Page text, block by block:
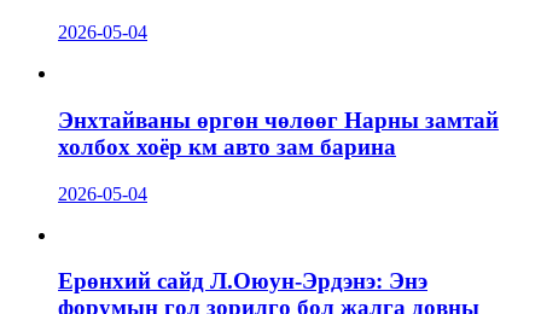
2026-05-04
Энхтайваны өргөн чөлөөг Нарны замтай
холбох хоёр км авто зам барина
2026-05-04
Ерөнхий сайд Л.Оюун-Эрдэнэ: Энэ
форумын гол зорилго бол жалга довны